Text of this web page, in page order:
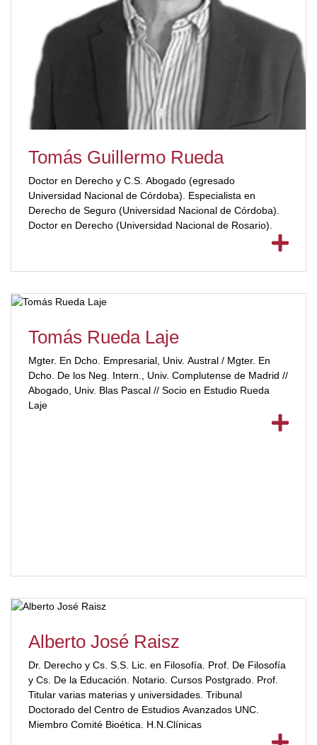
Tomás Guillermo Rueda
Doctor en Derecho y C.S. Abogado (egresado
Universidad Nacional de Córdoba). Especialista en
Derecho de Seguro (Universidad Nacional de Córdoba).
Doctor en Derecho (Universidad Nacional de Rosario).
Tomás Rueda Laje
Mgter. En Dcho. Empresarial, Univ. Austral / Mgter. En
Dcho. De los Neg. Intern., Univ. Complutense de Madrid //
Abogado, Univ. Blas Pascal // Socio en Estudio Rueda
Laje
Alberto José Raisz
Dr. Derecho y Cs. S.S. Lic. en Filosofía. Prof. De Filosofía
y Cs. De la Educación. Notario. Cursos Postgrado. Prof.
Titular varias materias y universidades. Tribunal
Doctorado del Centro de Estudios Avanzados UNC.
Miembro Comité Bioética. H.N.Clínicas